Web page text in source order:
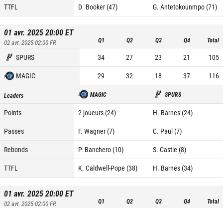
TTFL
D. Booker (47) G. Antetokounmpo (71)
01 avr. 2025 20:00ET
02 avr. 2025 02:00FR Q1 Q2 Q3 Q4 Total
SPURS 34 27 23 21
105
MAGIC
29 32 18 37 116
Leaders MAGIC SPURS
Points 2 joueurs (24)
H. Barnes (24)
Passes
F. Wagner (7)
C. Paul (7)
Rebonds
P. Banchero (10)
S. Castle (8)
TTFL
K. Caldwell-Pope (38) H. Barnes (34)
01 avr. 2025 20:00ET
02 avr. 2025 02:00FR Q1 Q2 Q3 Q4 Total